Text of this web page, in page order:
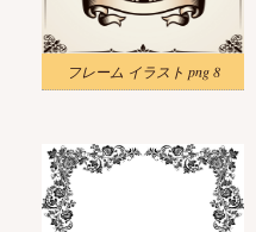
フレーム イラスト png 8